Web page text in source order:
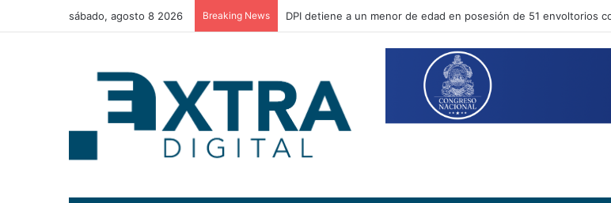
sábado, agosto 8 2026 Breaking News El presidente Nasry Asfura, participa en la toma de posesión del